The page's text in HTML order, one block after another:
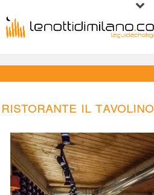
Ristorante Il Tavolino